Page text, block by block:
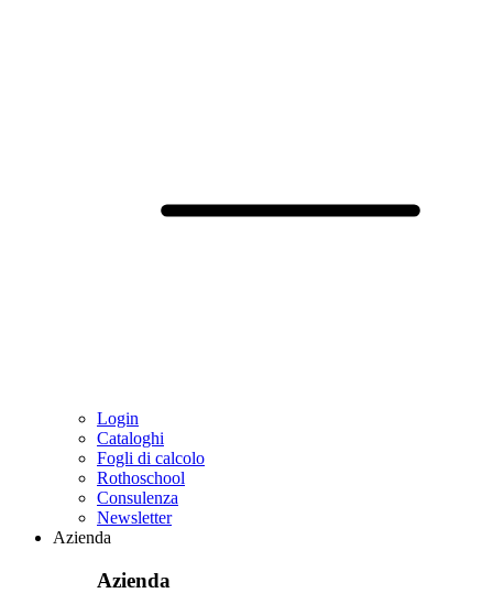
Login
Cataloghi
Fogli di calcolo
Rothoschool
Consulenza
Newsletter
Azienda
Azienda